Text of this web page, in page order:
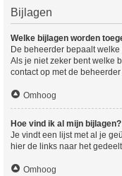
Bijlagen
Welke bijlagen worden
De beheerder bepaalt
Als je niet zeker bent welke
contact op met de
Omhoog
Hoe vind ik al mijn bijlagen?
Je vindt een lijst met al je
hier de links naar het
Omhoog